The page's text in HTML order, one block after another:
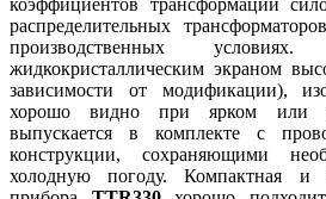
коэффициентов трансформации
распределительных
производственных
жидкокристаллическим экраном
зависимости от модификации),
хорошо видно при ярком или
выпускается в комплекте с
конструкции, сохраняющими
холодную погоду. Компактная и